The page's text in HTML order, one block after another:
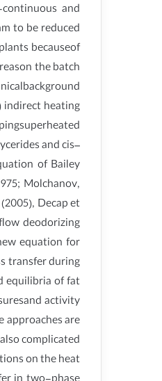
and
to be reduced
becauseof
the batch
indirect heating
and cis–
of Bailey
Molchanov,
Decap et
deodorizing
equation for
transfer during
equilibria of fat
activity
approaches are
complicated
on the heat